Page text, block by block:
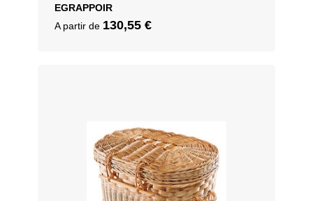
EGRAPPOIR
A partir de 130,55 €